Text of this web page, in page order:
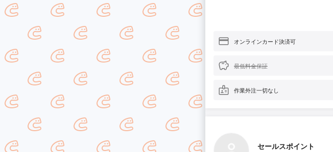
オンラインカード決済可
最低料金保証
作業外注一切なし
セールスポイント